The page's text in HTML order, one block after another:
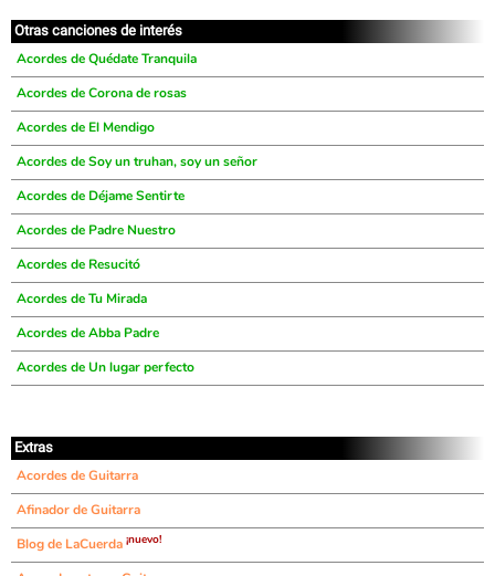
Otras canciones de interés
Acordes de Quédate Tranquila
Acordes de Corona de rosas
Acordes de El Mendigo
Acordes de Soy un truhan, soy un señor
Acordes de Déjame Sentirte
Acordes de Padre Nuestro
Acordes de Resucitó
Acordes de Tu Mirada
Acordes de Abba Padre
Acordes de Un lugar perfecto
Extras
Acordes de Guitarra
Afinador de Guitarra
Blog de LaCuerda ¡nuevo!